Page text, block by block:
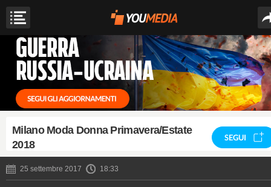
Milano Moda Donna Primavera/Estate
2018
SEGUI
25 settembre 2017 18:33